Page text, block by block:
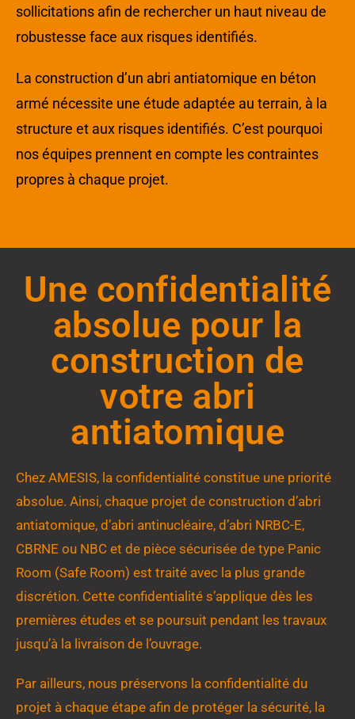
sollicitations afin de rechercher un haut niveau de
robustesse face aux risques identifiés.
La construction d’un abri antiatomique en béton
armé nécessite une étude adaptée au terrain, à la
structure et aux risques identifiés. C’est pourquoi
nos équipes prennent en compte les contraintes
propres à chaque projet.
Une confidentialité
absolue pour la
construction de
votre abri
antiatomique
Chez AMESIS, la confidentialité constitue une priorité
absolue. Ainsi, chaque projet de construction d’abri
antiatomique, d’abri antinucléaire, d’abri NRBC-E,
CBRNE ou NBC et de pièce sécurisée de type Panic
Room (Safe Room) est traité avec la plus grande
discrétion. Cette confidentialité s’applique dès les
premières études et se poursuit pendant les travaux
jusqu’à la livraison de l’ouvrage.
Par ailleurs, nous préservons la confidentialité du
projet à chaque étape afin de protéger la sécurité, la